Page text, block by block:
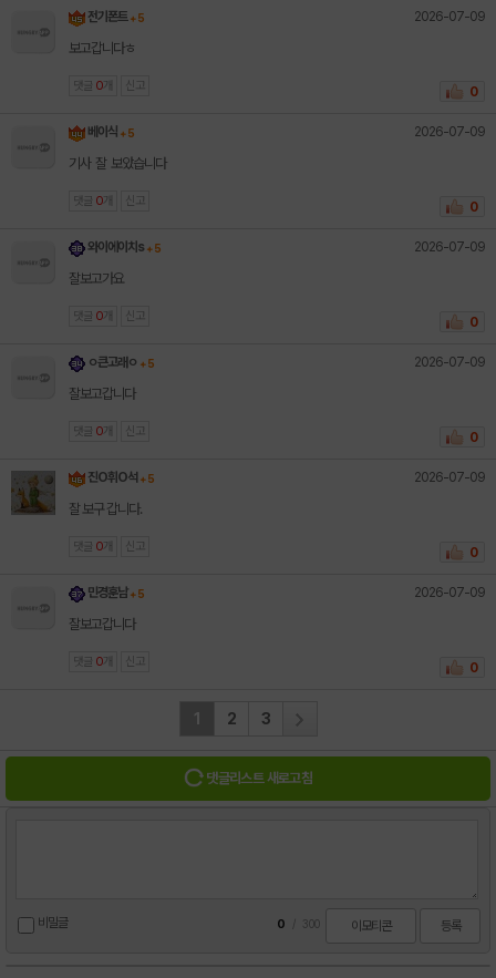
전기폰트 + 5 2026-07-09
보고갑니다ㅎ
댓글 0 개 신고 0
베이식 + 5 2026-07-09
기사 잘 보았습니다
댓글 0 개 신고 0
와이에이치s + 5 2026-07-09
잘보고가요
댓글 0 개 신고 0
ㅇ큰고래ㅇ + 5 2026-07-09
잘보고갑니다
댓글 0 개 신고 0
진O휘O석 + 5 2026-07-09
잘 보구 갑니다.
댓글 0 개 신고 0
민경훈남 + 5 2026-07-09
잘보고갑니다
댓글 0 개 신고 0
1 2 3
댓글리스트 새로고침
비밀글 0 300 이모티콘 등록